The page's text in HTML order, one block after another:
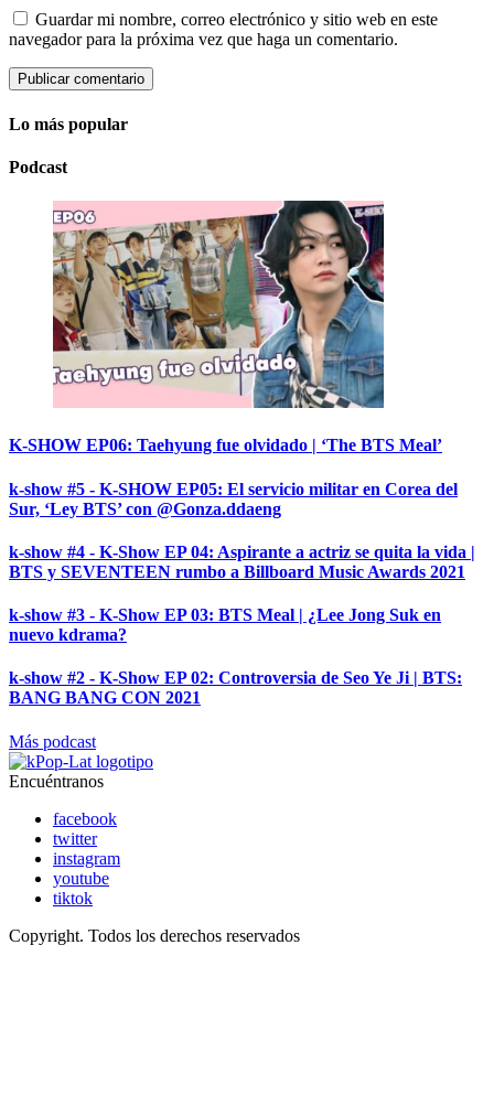
Guardar mi nombre, correo electrónico y sitio web en este
navegador para la próxima vez que haga un comentario.
Lo más popular
Podcast
K-SHOW EP06: Taehyung fue olvidado | ‘The BTS Meal’
k-show #5 - K-SHOW EP05: El servicio militar en Corea del
Sur, ‘Ley BTS’ con @Gonza.ddaeng
k-show #4 - K-Show EP 04: Aspirante a actriz se quita la vida |
BTS y SEVENTEEN rumbo a Billboard Music Awards 2021
k-show #3 - K-Show EP 03: BTS Meal | ¿Lee Jong Suk en
nuevo kdrama?
k-show #2 - K-Show EP 02: Controversia de Seo Ye Ji | BTS:
BANG BANG CON 2021
Más podcast
Encuéntranos
facebook
twitter
instagram
youtube
tiktok
Copyright. Todos los derechos reservados